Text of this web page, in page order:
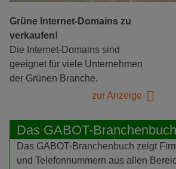
Grüne Internet-Domains zu
verkaufen!
Die Internet-Domains sind
geeignet für viele Unternehmen
der Grünen Branche.
zur Anzeige
Das GABOT-Branchenbuch
Das GABOT-Branchenbuch zeigt
und Telefonnummern aus allen